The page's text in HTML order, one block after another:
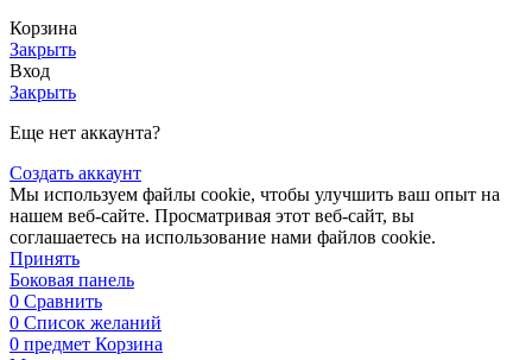
Корзина
Закрыть
Вход
Закрыть
Еще нет аккаунта?
Создать аккаунт
Мы используем файлы cookie, чтобы улучшить ваш опыт на
нашем веб-сайте. Просматривая этот веб-сайт, вы
соглашаетесь на использование нами файлов cookie.
Принять
Боковая панель
0 Сравнить
0 Список желаний
0 предмет Корзина